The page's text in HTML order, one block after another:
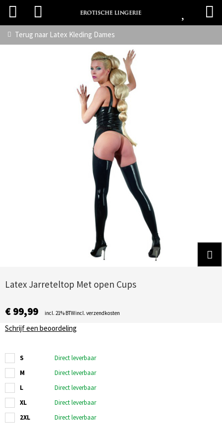
Terug naar Latex Kleding Dames
Latex Jarreteltop Met open Cups
€ 99,99 incl. 21% BTWincl. verzendkosten
Schrijf een beoordeling
S
Direct leverbaar
M
Direct leverbaar
L
Direct leverbaar
XL
Direct leverbaar
2XL
Direct leverbaar